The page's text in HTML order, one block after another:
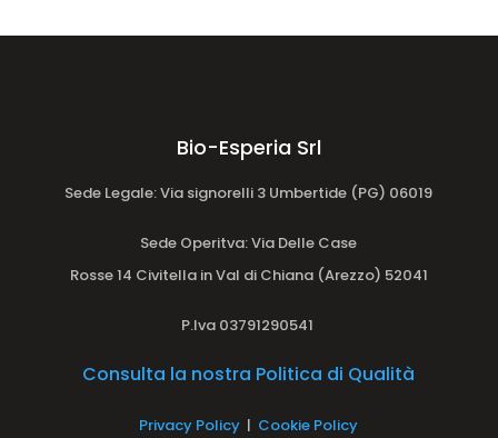
Bio-Esperia Srl
Sede Legale: Via signorelli 3 Umbertide (PG) 06019
Sede Operitva: Via Delle Case
Rosse 14 Civitella in Val di Chiana (Arezzo) 52041
P.Iva 03791290541
Consulta la nostra Politica di Qualità
Privacy Policy | Cookie Policy